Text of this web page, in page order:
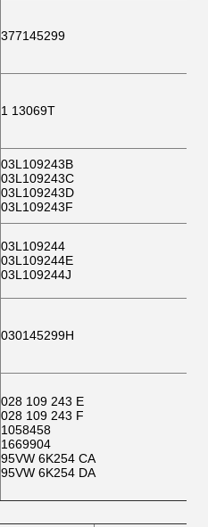
377145299
1 13069T
03L109243B
03L109243C
03L109243D
03L109243F
03L109244
03L109244E
03L109244J
030145299H
028 109 243 E
028 109 243 F
1058458
1669904
95VW 6K254 CA
95VW 6K254 DA